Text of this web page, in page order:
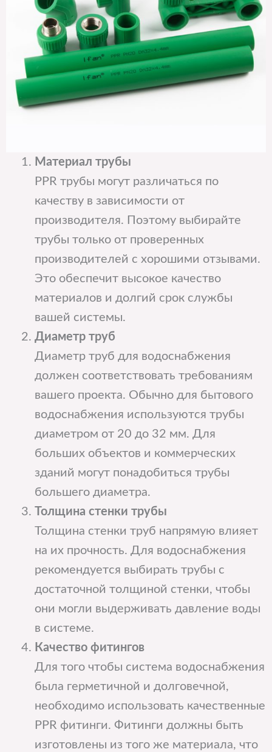
Материал трубы
PPR трубы могут различаться по
качеству в зависимости от
производителя. Поэтому выбирайте
трубы только от проверенных
производителей с хорошими отзывами.
Это обеспечит высокое качество
материалов и долгий срок службы
вашей системы.
Диаметр труб
Диаметр труб для водоснабжения
должен соответствовать требованиям
вашего проекта. Обычно для бытового
водоснабжения используются трубы
диаметром от 20 до 32 мм. Для
больших объектов и коммерческих
зданий могут понадобиться трубы
большего диаметра.
Толщина стенки трубы
Толщина стенки труб напрямую влияет
на их прочность. Для водоснабжения
рекомендуется выбирать трубы с
достаточной толщиной стенки, чтобы
они могли выдерживать давление воды
в системе.
Качество фитингов
Для того чтобы система водоснабжения
была герметичной и долговечной,
необходимо использовать качественные
PPR фитинги. Фитинги должны быть
изготовлены из того же материала, что